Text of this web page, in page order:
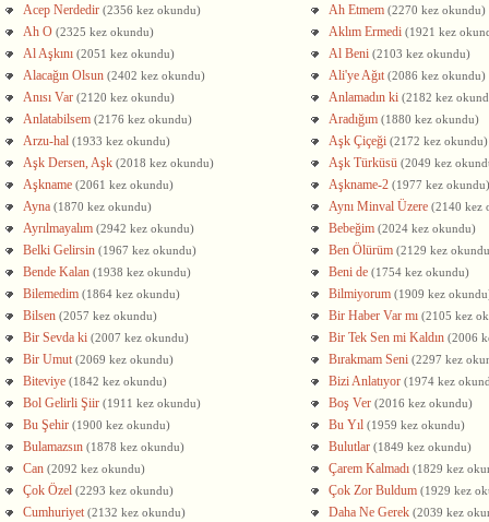
Acep Nerdedir (2356 kez okundu) Ah Etmem (2270 kez okundu)
Ah O (2325 kez okundu) Aklım Ermedi (1921 kez
Al Aşkını (2051 kez okundu) Al Beni (2103 kez okundu)
Alacağın Olsun (2402 kez okundu) Ali'ye Ağıt (2086 kez okundu)
Anısı Var (2120 kez okundu) Anlamadın ki (2182 kez
Anlatabilsem (2176 kez okundu) Aradığım (1880 kez okundu)
Arzu-hal (1933 kez okundu) Aşk Çiçeği (2172 kez okundu)
Aşk Dersen, Aşk (2018 kez okundu) Aşk Türküsü (2049 kez
Aşkname (2061 kez okundu) Aşkname-2 (1977 kez okundu)
Ayna (1870 kez okundu) Aynı Minval Üzere (2140 kez
Ayrılmayalım (2942 kez okundu) Bebeğim (2024 kez okundu)
Belki Gelirsin (1967 kez okundu) Ben Ölürüm (2129 kez
Bende Kalan (1938 kez okundu) Beni de (1754 kez okundu)
Bilemedim (1864 kez okundu) Bilmiyorum (1909 kez
Bilsen (2057 kez okundu) Bir Haber Var mı (2105 kez
Bir Sevda ki (2007 kez okundu) Bir Tek Sen mi Kaldın (2006
Bir Umut (2069 kez okundu) Bırakmam Seni (2297 kez
Biteviye (1842 kez okundu) Bizi Anlatıyor (1974 kez
Bol Gelirli Şiir (1911 kez okundu) Boş Ver (2016 kez okundu)
Bu Şehir (1900 kez okundu) Bu Yıl (1959 kez okundu)
Bulamazsın (1878 kez okundu) Bulutlar (1849 kez okundu)
Can (2092 kez okundu) Çarem Kalmadı (1829 kez
Çok Özel (2293 kez okundu) Çok Zor Buldum (1929 kez
Cumhuriyet (2132 kez okundu) Daha Ne Gerek (2039 kez